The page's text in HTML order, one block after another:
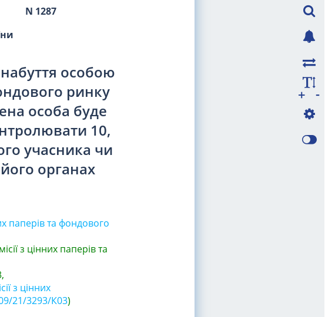
N 1287
особою
ринку
особа буде
10,
учасника чи
органах
паперів та фондового
з цінних паперів та
з цінних
21/3293/К03)
-
+